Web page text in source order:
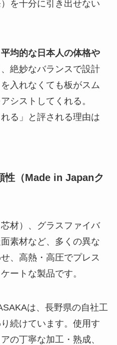
を十分に引き出せない
平均的な日本人の体格や
絶妙なバランスで設計
入れなくても板がスム
シストしてくれる。
る」と評される理由は
（Made in Japanク
材）、グラスファイバ
素材など、多くの異な
、高熱・高圧でプレス
ートな製品です。
は、長野県の自社工
続けています。使用す
の丁寧な加工・熟成、